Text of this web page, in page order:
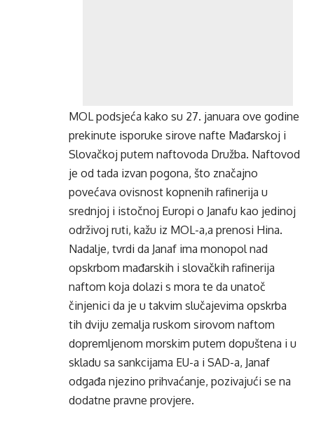
MOL podsjeća kako su 27. januara ove godine
prekinute isporuke sirove nafte Mađarskoj i
Slovačkoj putem naftovoda Družba. Naftovod
je od tada izvan pogona, što značajno
povećava ovisnost kopnenih rafinerija u
srednjoj i istočnoj Europi o Janafu kao jedinoj
održivoj ruti, kažu iz MOL-a,a prenosi Hina.
Nadalje, tvrdi da Janaf ima monopol nad
opskrbom mađarskih i slovačkih rafinerija
naftom koja dolazi s mora te da unatoč
činjenici da je u takvim slučajevima opskrba
tih dviju zemalja ruskom sirovom naftom
dopremljenom morskim putem dopuštena i u
skladu sa sankcijama EU-a i SAD-a, Janaf
odgađa njezino prihvaćanje, pozivajući se na
dodatne pravne provjere.